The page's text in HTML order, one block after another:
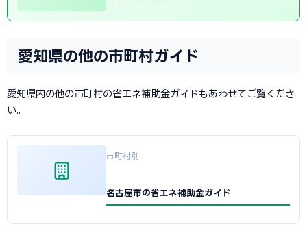
愛知県の他の市町村ガイド
愛知県内の他の市町村の省エネ補助金ガイドもあわせてご覧くださ
い。
市町村別
名古屋市の省エネ補助金ガイド